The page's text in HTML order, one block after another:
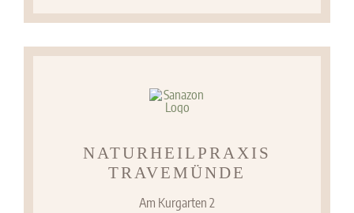
NATURHEILPRAXIS
TRAVEMÜNDE
Am Kurgarten 2